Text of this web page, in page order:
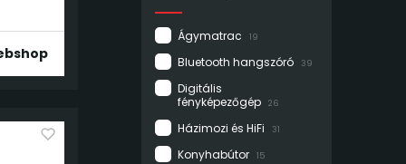
Ágymatrac 19
Bluetooth hangszóró 39
Digitális
fényképezőgép
26
Házimozi és HiFi 31
Konyhabútor 15